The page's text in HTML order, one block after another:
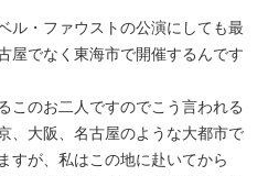
ル・ファウストの公演にしても最
屋でなく東海市で開催するんです
このお二人ですのでこう言われる
、大阪、名古屋のような大都市で
すが、私はこの地に赴いてから